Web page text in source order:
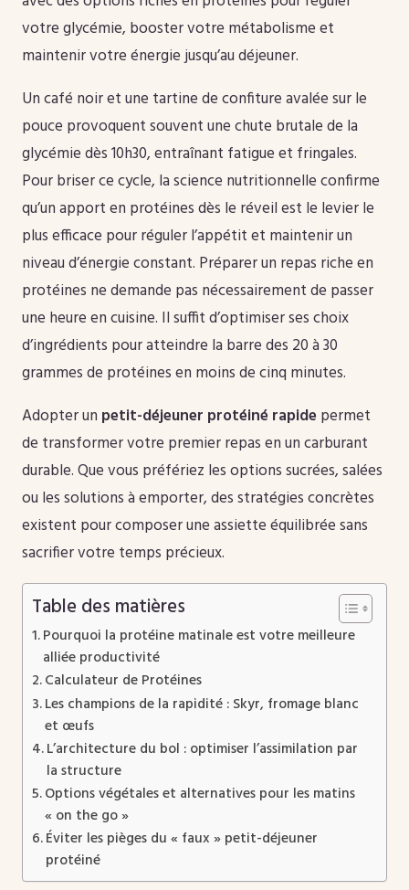
votre glycémie, booster votre métabolisme et
maintenir votre énergie jusqu’au déjeuner.
Un café noir et une tartine de confiture avalée sur le
pouce provoquent souvent une chute brutale de la
glycémie dès 10h30, entraînant fatigue et fringales.
Pour briser ce cycle, la science nutritionnelle confirme
qu’un apport en protéines dès le réveil est le levier le
plus efficace pour réguler l’appétit et maintenir un
niveau d’énergie constant. Préparer un repas riche en
protéines ne demande pas nécessairement de passer
une heure en cuisine. Il suffit d’optimiser ses choix
d’ingrédients pour atteindre la barre des 20 à 30
grammes de protéines en moins de cinq minutes.
Adopter un petit-déjeuner protéiné rapidepermet
de transformer votre premier repas en un carburant
durable. Que vous préfériez les options sucrées, salées
ou les solutions à emporter, des stratégies concrètes
existent pour composer une assiette équilibrée sans
sacrifier votre temps précieux.
Table des matières
Pourquoi la protéine matinale est votre meilleure
alliée productivité
Calculateur de Protéines
Les champions de la rapidité : Skyr, fromage blanc
et œufs
L’architecture du bol : optimiser l’assimilation par
la structure
Options végétales et alternatives pour les matins
« on the go »
Éviter les pièges du « faux » petit-déjeuner
protéiné